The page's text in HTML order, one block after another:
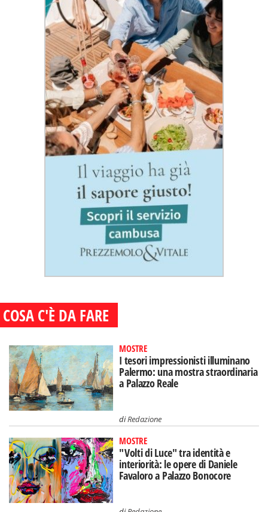
COSA C'È DA FARE
MOSTRE
I tesori impressionisti illuminano
Palermo: una mostra straordinaria
a Palazzo Reale
diRedazione
MOSTRE
"Volti di Luce" tra identità e
interiorità: le opere di Daniele
Favaloro a Palazzo Bonocore